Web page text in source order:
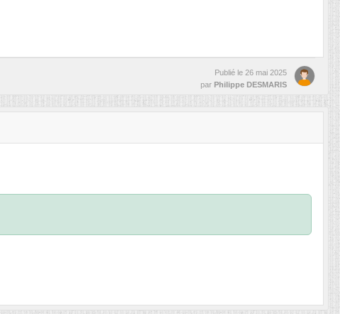
Publié le 26 mai 2025
par Philippe DESMARIS